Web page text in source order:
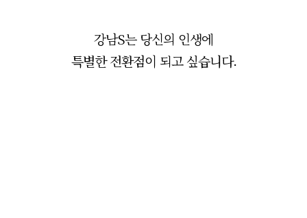
강남S는 당신의 인생에
특별한 전환점이 되고 싶습니다.